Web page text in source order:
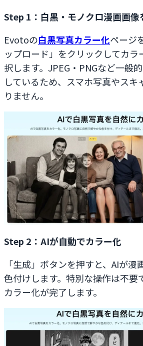
Step 1：白黒・モノクロ漫画画像
Evotoの白黒写真カラー化ページ
ップロード」をクリックしてカ
択します。JPEG・PNGなど一般
しているため、スマホ写真やスキ
りません。
Step 2：AIが自動でカラー化
「生成」ボタンを押すと、AIが
色付けします。特別な操作は不要
カラー化が完了します。